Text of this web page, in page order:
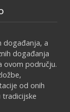
događanja, a
događanja
ovom području.
od onih
tradicijske